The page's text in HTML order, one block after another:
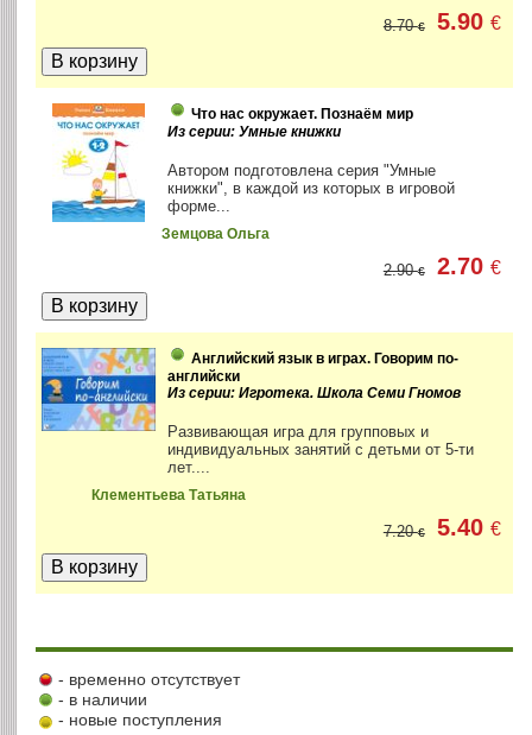
8.70€ 5.90€
Что нас окружает. Познаём мир
Из серии: Умные книжки
Автором подготовлена серия "Умные
книжки", в каждой из которых в игровой
форме...
Земцова Ольга
2.90€ 2.70€
Английский язык в играх. Говорим по-
английски
Из серии: Игротека. Школа Семи Гномов
Развивающая игра для групповых и
индивидуальных занятий с детьми от 5-ти
лет....
Клементьева Татьяна
7.20€ 5.40€
- временно отсутствует
- в наличии
- новые поступления